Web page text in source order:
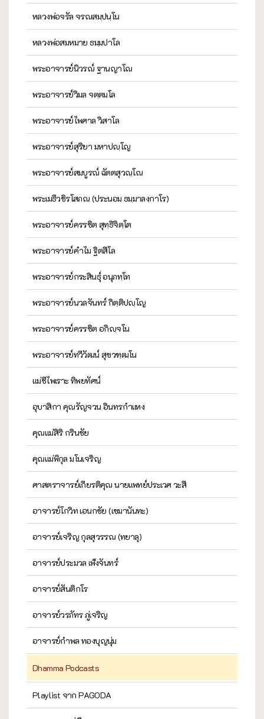
หลวงพ่อจรัล จรณสมฺปนฺโน
หลวงพ่อสมหมาย ธมฺมปาโล
พระอาจารย์นิวรณ์ ฐานญาโณ
พระอาจารย์วิมล จตฺตมโล
พระอาจารย์ไพศาล วิสาโล
พระอาจารย์สุริยา มหาปญฺโญ
พระอาจารย์สมบูรณ์ ฉัตตสุวณฺโณ
พระเมธีวชิรโสภณ (ประนอม ธมฺมาลงฺกาโร)
พระอาจารย์ครรชิต สุทฺธิจิตฺโต
พระอาจารย์คำไม ฐิตสีโล
พระอาจารย์กระสินธุ์ อนุภทฺโท
พระอาจารย์นวลจันทร์ กิตฺติปญฺโญ
พระอาจารย์ครรชิต อกิญฺจโน
พระอาจารย์ทวีวัฒน์ สุขวฑฺฒโน
แม่ชีไพเราะ ทิพยทัศน์
อุบาสิกา คุณรัญจวน อินทรกำแหง
คุณแม่สิริ กรินชัย
คุณแม่พิกุล มโนเจริญ
ศาสตราจารย์เกียรติคุณ นายแพทย์ประเวศ วะสี
อาจารย์โกวิท เอนกชัย (เขมานันทะ)
อาจารย์เจริญ กุลสุวรรณ (ทยาลุ)
อาจารย์ประมวล เพ็งจันทร์
อาจารย์สันติกโร
อาจารย์วรภัทร ภู่เจริญ
อาจารย์กำพล ทองบุญนุ่ม
Dhamma Podcasts
Playlist จาก PAGODA